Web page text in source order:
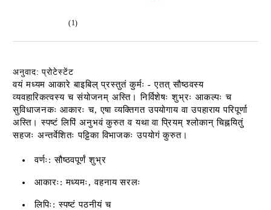
(1)
अनुवाद: प्रोटेस्टेंट
वयं मध्यम आकारे बाइबिल् प्रस्तुतं कुर्मः - एतत् सौष्ठवस्य
व्यवहारिकत्वस्य च संयोजनम् अस्ति। निर्विशेषः शुभ्रः आकल्पः च
सुविधाजनकः आकारः च, एषा व्यक्तिगत उपयोगाय वा उपहाराय परिपूर्णा
अस्ति। स्पष्टं लिपिं अनुभवं कुरुत व यथा वा प्रियम् श्लोकान् चिह्नयितुं
सहजः अन्तर्वेशितः पट्टिका विभाजकः उपयोगं कुरुत।
वर्णः: सौष्ठवपूर्णं शुभ्र
आकारः: मध्यमः, वहनाय सरलः
लिपिः: स्पष्टं पठनीयं च